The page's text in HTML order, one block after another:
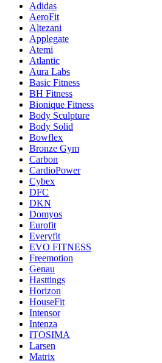
Adidas
AeroFit
Altezani
Applegate
Atemi
Atlantic
Aura Labs
Basic Fitness
BH Fitness
Bionique Fitness
Body Sculpture
Body Solid
Bowflex
Bronze Gym
Carbon
CardioPower
Cybex
DFC
DKN
Domyos
Eurofit
Everyfit
EVO FITNESS
Freemotion
Genau
Hasttings
Horizon
HouseFit
Intensor
Intenza
ITOSIMA
Larsen
Matrix